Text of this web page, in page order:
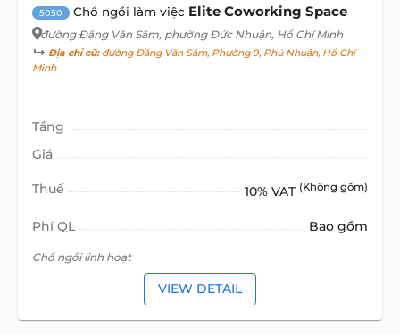
5050 Chổ ngồi làm việc Elite Coworking Space
đường Đặng Văn Sâm, phường Đức Nhuận, Hồ Chí Minh
Địa chỉ cũ:đường Đặng Văn Sâm, Phường 9, Phú Nhuận, Hồ Chí
Minh
Tầng
Giá
Thuế 10% VAT (Không gồm)
Phí QL Bao gồm
Chổ ngồi linh hoạt
VIEW DETAIL